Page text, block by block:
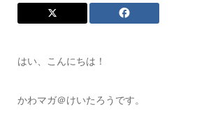
はい、こんにちは！
かわマガ＠けいたろうです。